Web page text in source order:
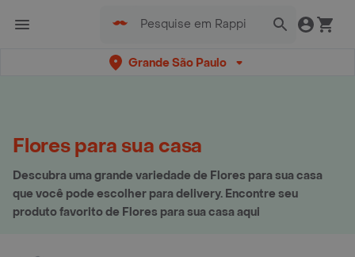
Grande São Paulo
Flores para sua casa
Descubra uma grande variedade de Flores para sua casa
que você pode escolher para delivery. Encontre seu
produto favorito de Flores para sua casa aqui